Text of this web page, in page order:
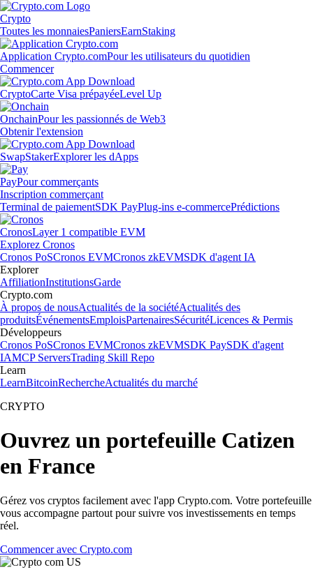
Crypto
Toutes les monnaiesPaniersEarnStaking
Application Crypto.comPour les utilisateurs du quotidien
Commencer
CryptoCarte Visa prépayéeLevel Up
OnchainPour les passionnés de Web3
Obtenir l'extension
SwapStakerExplorer les dApps
PayPour commerçants
Inscription commerçant
Terminal de paiementSDK PayPlug-ins e-commercePrédictions
CronosLayer 1 compatible EVM
Explorez Cronos
Cronos PoSCronos EVMCronos zkEVMSDK d'agent IA
Explorer
AffiliationInstitutionsGarde
Crypto.com
À propos de nousActualités de la sociétéActualités des
produitsÉvénementsEmploisPartenairesSécuritéLicences & Permis
Développeurs
Cronos PoSCronos EVMCronos zkEVMSDK PaySDK d'agent
IAMCP ServersTrading Skill Repo
Learn
LearnBitcoinRechercheActualités du marché
CRYPTO
Ouvrez un portefeuille Catizen
en France
Gérez vos cryptos facilement avec l'app Crypto.com. Votre portefeuille
vous accompagne partout pour suivre vos investissements en temps
réel.
Commencer avec Crypto.com